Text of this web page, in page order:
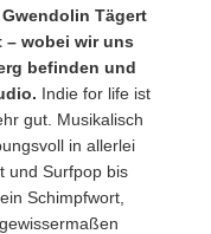
Tägert
– wobei wir uns
befinden und
Indie for life ist
gut. Musikalisch
in allerlei
und Surfpop bis
Schimpfwort,